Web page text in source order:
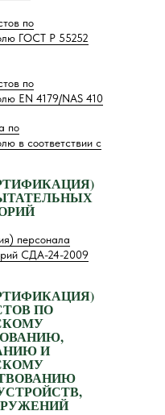
ПО
И
по
в соответствии с
персонала
СДА-24-2009
по
ГОСТ Р 55252
по
EN 4179/NAS 410